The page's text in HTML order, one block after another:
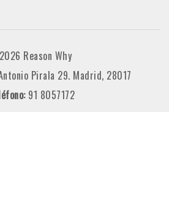
Reason Why
Pirala 29. Madrid, 28017
91 8057172